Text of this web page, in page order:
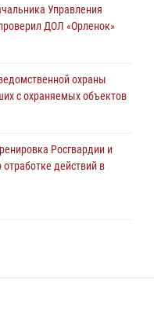
Управления
план «Квартал»
Управления
ДОЛ «Орленок»
охраны
с охраняемых объектов
Росгвардии и
действий в
директора филиала